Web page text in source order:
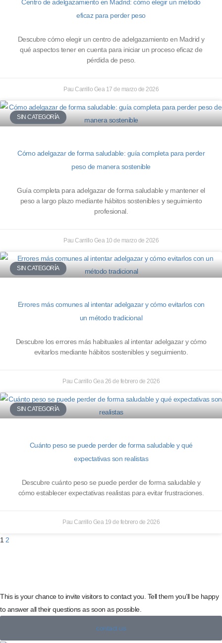
Centro de adelgazamiento en Madrid: cómo elegir un método
eficaz para perder peso
Descubre cómo elegir un centro de adelgazamiento en Madrid y
qué aspectos tener en cuenta para iniciar un proceso eficaz de
pérdida de peso.
Pau Carrillo Gea 17 de marzo de 2026
SIN CATEGORÍA
Cómo adelgazar de forma saludable: guía completa para perder
peso de manera sostenible
Guía completa para adelgazar de forma saludable y mantener el
peso a largo plazo mediante hábitos sostenibles y seguimiento
profesional.
Pau Carrillo Gea 10 de marzo de 2026
SIN CATEGORÍA
Errores más comunes al intentar adelgazar y cómo evitarlos con
un método tradicional
Descubre los errores más habituales al intentar adelgazar y cómo
evitarlos mediante hábitos sostenibles y seguimiento.
Pau Carrillo Gea26 de febrero de 2026
SIN CATEGORÍA
Cuánto peso se puede perder de forma saludable y qué
expectativas son realistas
Descubre cuánto peso se puede perder de forma saludable y
cómo establecer expectativas realistas para evitar frustraciones.
Pau Carrillo Gea 19 de febrero de 2026
1 2
This is your chance to invite visitors to contact you. Tell them you’ll be happy
to answer all their questions as soon as possible.
contact us